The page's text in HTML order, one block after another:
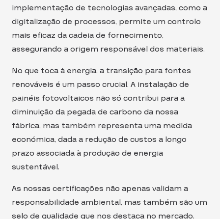
implementação de tecnologias avançadas, como a
digitalização de processos, permite um controlo
mais eficaz da cadeia de fornecimento,
assegurando a origem responsável dos materiais.
No que toca à energia, a transição para fontes
renováveis é um passo crucial. A instalação de
painéis fotovoltaicos não só contribui para a
diminuição da pegada de carbono da nossa
fábrica, mas também representa uma medida
económica, dada a redução de custos a longo
prazo associada à produção de energia
sustentável.
As nossas certificações não apenas validam a
responsabilidade ambiental, mas também são um
selo de qualidade que nos destaca no mercado.